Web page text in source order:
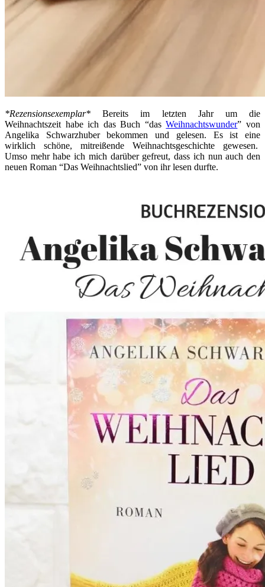
*Rezensionsexemplar*Bereits im letzten Jahr um die
Weihnachtszeit habe ich das Buch “dasWeihnachtswunder” von
Angelika Schwarzhuber bekommen und gelesen. Es ist eine
wirklich schöne, mitreißende Weihnachtsgeschichte gewesen.
Umso mehr habe ich mich darüber gefreut, dass ich nun auch den
neuen Roman “Das Weihnachtslied” von ihr lesen durfte.